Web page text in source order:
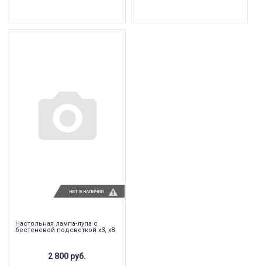
Настольная лампа-лупа с
бестеневой подсветкой х3, x8
2 800 руб.
НЕТ В НАЛИЧИИ